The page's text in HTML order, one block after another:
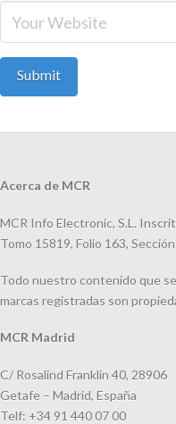
Acerca de MCR
MCR Info Electronic, S.L.
Tomo 15819, Folio 163,
Todo nuestro contenido que
marcas registradas son
MCR Madrid
C/ Rosalind Franklin 40, 28906
Getafe – Madrid, España
Telf: +34 91 440 07 00